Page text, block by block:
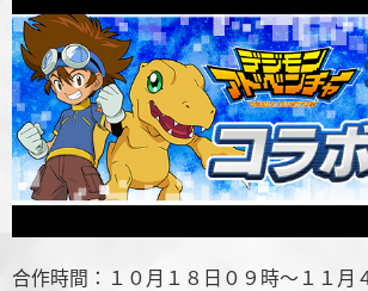
合作時間：１０月１８日０９時～１１月